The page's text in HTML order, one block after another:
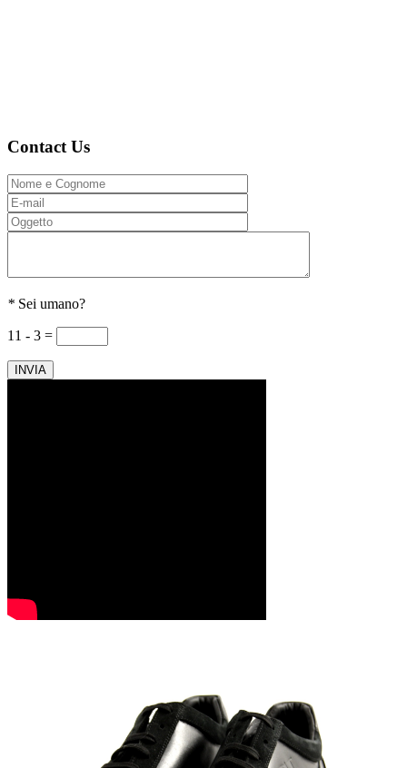
Contact Us
* Sei umano?
11 - 3 =